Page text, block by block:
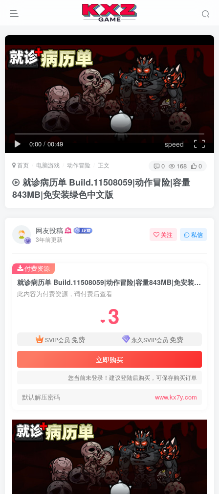
0:00 / 00:49 speed
首页 电脑游戏 动作冒险 正文 0 168 0
就诊病历单 Build.11508059|动作冒险|容量
843MB|免安装绿色中文版
网友投稿
3年前更新
关注 私信
就诊病历单 Build.11508059|动作冒险|容量843MB|免安装绿色中文版
此内容为付费资源，请付费后查看
❤ 3
SVIP会员 免费 永久SVIP会员 免费
立即购买
您当前未登录！建议登陆后购买，可保存购买订单
默认解压密码 www.kx7y.com
付费资源